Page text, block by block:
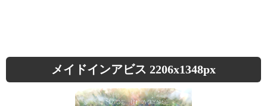
メイドインアビス 2206x1348px